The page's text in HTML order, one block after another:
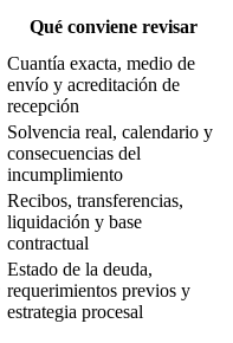
Qué conviene revisar
Cuantía exacta, medio de
envío y acreditación de
recepción
Solvencia real, calendario y
consecuencias del
incumplimiento
Recibos, transferencias,
liquidación y base
contractual
Estado de la deuda,
requerimientos previos y
estrategia procesal